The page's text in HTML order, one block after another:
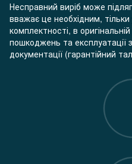
Несправний виріб може
вважає це необхідним, тільки
комплектності, в
пошкоджень та експлуатації
документації (гарантійний